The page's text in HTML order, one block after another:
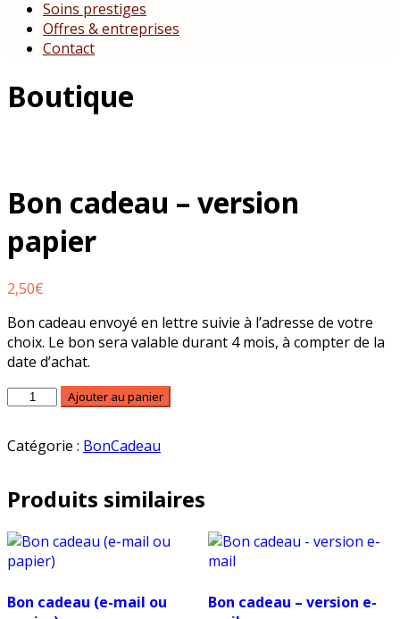
Soins prestiges
Offres & entreprises
Contact
Boutique
Bon cadeau – version
papier
2,50€
Bon cadeau envoyé en lettre suivie à l’adresse de votre
choix. Le bon sera valable durant 4 mois, à compter de la
date d’achat.
quantité
cadeau
version
papier
Ajouter au panier
Catégorie : BonCadeau
Produits similaires
Bon cadeau (e-mail ou
Bon cadeau – version e-